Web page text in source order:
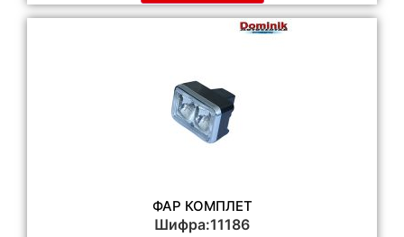
ФАР КОМПЛЕТ
Шифра:11186